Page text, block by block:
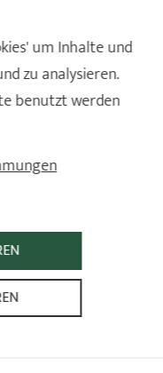
um Inhalte und
zu analysieren.
benutzt werden